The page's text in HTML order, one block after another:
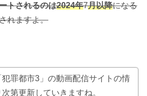
トされるのは2024年7月以降になる
れますよ。
罪都市3」の動画配信サイトの情
第更新していきますね。